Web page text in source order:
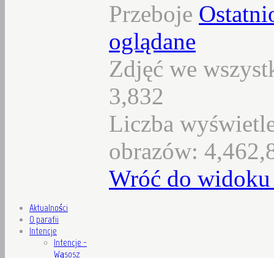
Przeboje
oglądane
Zdjęć we
3,832
Liczba
obrazów:
Wróć do
Aktualności
O parafii
Intencje
Intencje -
Wąsosz